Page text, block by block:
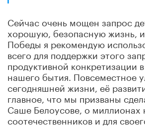
Сейчас очень мощен запрос
хорошую, безопасную жизнь,
Победы я рекомендую
всего для поддержки этого
продуктивной конкретизации
нашего бытия. Повсеместное
сегодняшней жизни, её
главное, что мы призваны
Саше Белоусове, о миллионах
соотечественников и для